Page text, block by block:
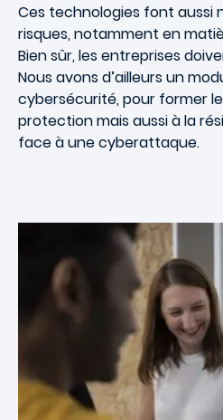
Ces technologies font aussi
risques, notamment en
Bien sûr, les entreprises
Nous avons d’ailleurs un
cybersécurité, pour former
protection mais aussi à la
face à une cyberattaque.